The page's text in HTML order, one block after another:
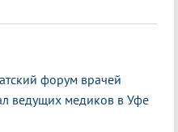
форум врачей
ведущих медиков в Уфе